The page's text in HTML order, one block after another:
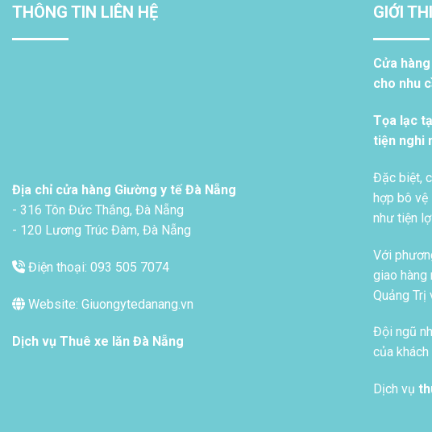
THÔNG TIN LIÊN HỆ
Địa chỉ cửa hàng Giường y tế Đà Nẵng
- 316 Tôn Đức Thắng, Đà Nẵng
- 120 Lương Trúc Đàm, Đà Nẵng
Điện thoại: 093 505 7074
Website: Giuongytedanang.vn
Dịch vụ Thuê xe lăn Đà Nẵng
GIỚI
Cửa
cho nhu
Tọa lạc
tiện nghi
Đặc biệt,
hợp bô vệ
như tiện
Với
giao hàng
Quảng Trị
Đội ngũ
của khách
Dịch vụ